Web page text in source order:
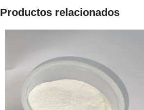
Productos relacionados